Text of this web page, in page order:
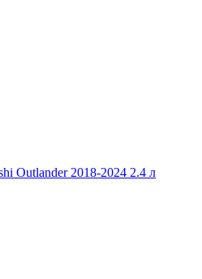
Outlander 2018-2024 2.4 л